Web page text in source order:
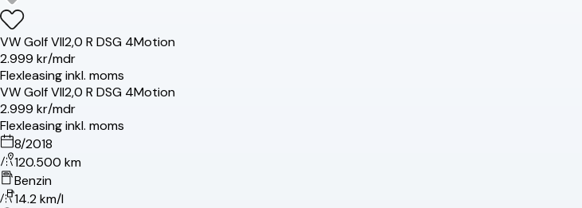
VWGolf VII2,0 R DSG 4Motion
2.999 kr/mdr
Flexleasing inkl. moms
VWGolf VII2,0 R DSG 4Motion
2.999 kr/mdr
Flexleasing inkl. moms
8/2018
120.500 km
Benzin
14.2 km/l